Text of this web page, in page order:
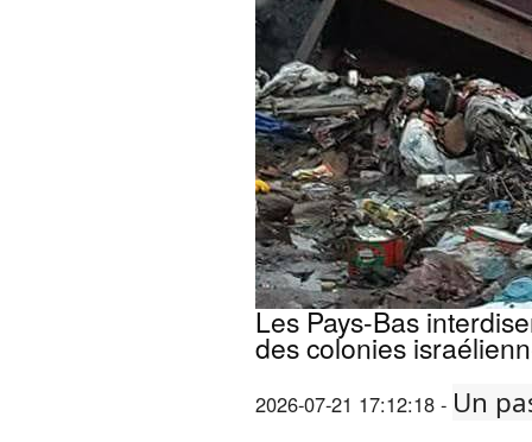
Les Pays-Bas
des colonies
2026-07-21 17:12:18 - Un